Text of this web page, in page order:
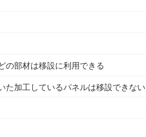
の部材は移設に利用できる
た加工しているパネルは移設できない